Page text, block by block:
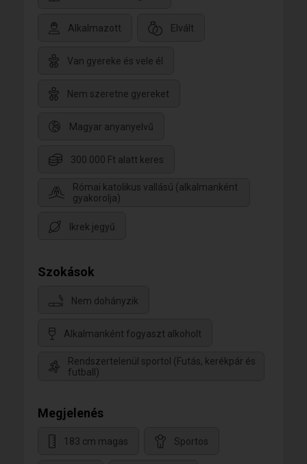
Alkalmazott Elvált
Van gyereke és vele él
Nem szeretne gyereket
Magyar anyanyelvű
300.000 Ft alatt keres
Római katolikus vallású (alkalmanként
gyakorolja)
Ikrek jegyű
Szokások
Nem dohányzik
Alkalmanként fogyaszt alkoholt
Rendszertelenül sportol (Futás, kerékpár és
futball)
Megjelenés
183 cm magas Sportos